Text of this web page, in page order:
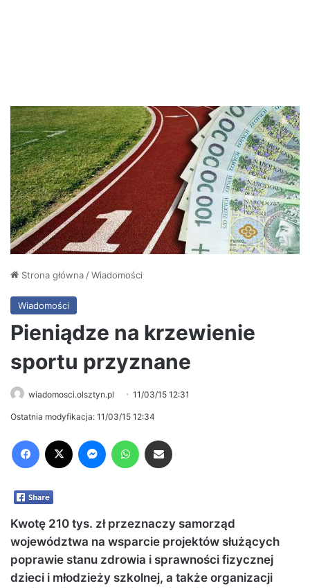
Strona główna /Wiadomości
Wiadomości
Pieniądze na krzewienie
sportu przyznane
wiadomosci.olsztyn.pl 11/03/15 12:31
Ostatnia modyfikacja: 11/03/15 12:34
Kwotę 210 tys. zł przeznaczy samorząd
województwa na wsparcie projektów służących
poprawie stanu zdrowia i sprawności fizycznej
dzieci i młodzieży szkolnej, a także organizacji